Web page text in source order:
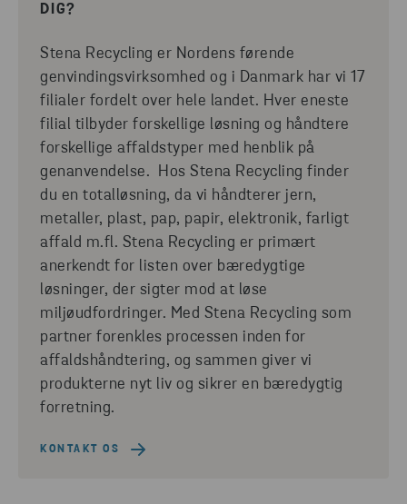
DIG?
Stena Recycling er Nordens førende
genvindingsvirksomhed og i Danmark har vi 17
filialer fordelt over hele landet. Hver eneste
filial tilbyder forskellige løsning og håndtere
forskellige affaldstyper med henblik på
genanvendelse. Hos Stena Recycling finder
du en totalløsning, da vi håndterer jern,
metaller, plast, pap, papir, elektronik, farligt
affald m.fl. Stena Recycling er primært
anerkendt for listen over bæredygtige
løsninger, der sigter mod at løse
miljøudfordringer. Med Stena Recycling som
partner forenkles processen inden for
affaldshåndtering, og sammen giver vi
produkterne nyt liv og sikrer en bæredygtig
forretning.
KONTAKT OS